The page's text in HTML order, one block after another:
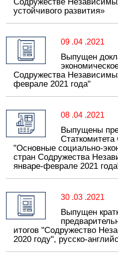
Содружестве
устойчивого развития»
09 .04 .2021
Выпущен
Содружества
феврале 2021 года"
08 .04 .2021
Выпущены
"Основные социально-
стран Содружества
январе-феврале 2021
30 .03 .2021
Выпущен
итогов "Содружество
2020 году", русско-